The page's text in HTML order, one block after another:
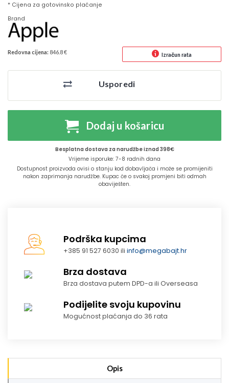
* Cijena za gotovinsko plaćanje
Brand
Redovna cijena: 846.8 € Izračun rata
Usporedi
Dodaj u košaricu
Besplatna dostava za narudžbe iznad 398€
Vrijeme isporuke: 7-8 radnih dana
Dostupnost proizvoda ovisi o stanju kod dobavljača i može se promijeniti
nakon zaprimanja narudžbe. Kupac će o svakoj promjeni biti odmah
obaviješten.
Podrška kupcima
+385 91 527 6030 iliinfo@megabajt.hr
Brza dostava
Brza dostava putem DPD-a ili Overseasa
Podijelite svoju kupovinu
Mogućnost plaćanja do 36 rata
Opis